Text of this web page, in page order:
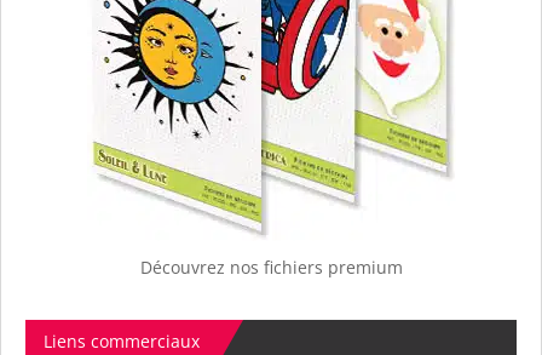
Découvrez nos fichiers premium
Liens commerciaux